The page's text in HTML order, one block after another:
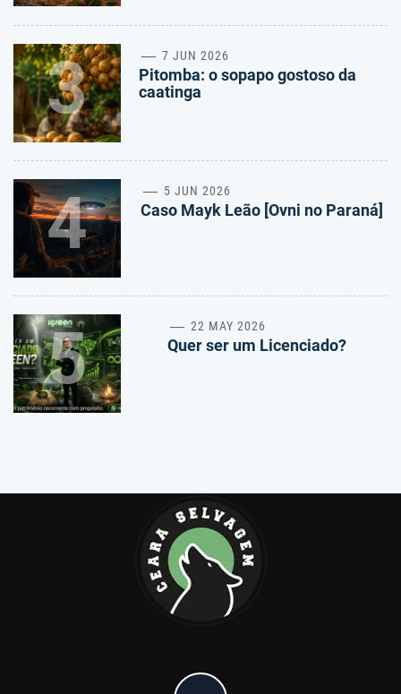
3 7 JUN 2026
Pitomba: o sopapo gostoso da
caatinga
4 5 JUN 2026
Caso Mayk Leão [Ovni no Paraná]
5 22 MAY 2026
Quer ser um Licenciado?